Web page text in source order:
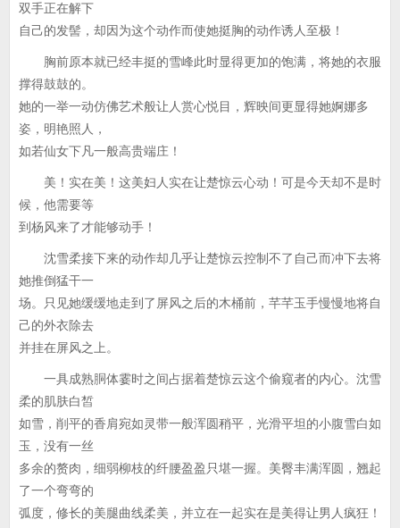
双手正在解下
自己的发髻，却因为这个动作而使她挺胸的动作诱人至极！
胸前原本就已经丰挺的雪峰此时显得更加的饱满，将她的衣服
撑得鼓鼓的。
她的一举一动仿佛艺术般让人赏心悦目，辉映间更显得她婀娜多
姿，明艳照人，
如若仙女下凡一般高贵端庄！
美！实在美！这美妇人实在让楚惊云心动！可是今天却不是时
候，他需要等
到杨风来了才能够动手！
沈雪柔接下来的动作却几乎让楚惊云控制不了自己而冲下去将
她推倒猛干一
场。只见她缓缓地走到了屏风之后的木桶前，芊芊玉手慢慢地将自
己的外衣除去
并挂在屏风之上。
一具成熟胴体霎时之间占据着楚惊云这个偷窥者的内心。沈雪
柔的肌肤白皙
如雪，削平的香肩宛如灵带一般浑圆稍平，光滑平坦的小腹雪白如
玉，没有一丝
多余的赘肉，细弱柳枝的纤腰盈盈只堪一握。美臀丰满浑圆，翘起
了一个弯弯的
弧度，修长的美腿曲线柔美，并立在一起实在是美得让男人疯狂！